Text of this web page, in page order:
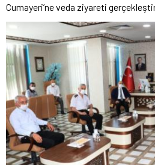
Cumayeri’ne veda ziyareti